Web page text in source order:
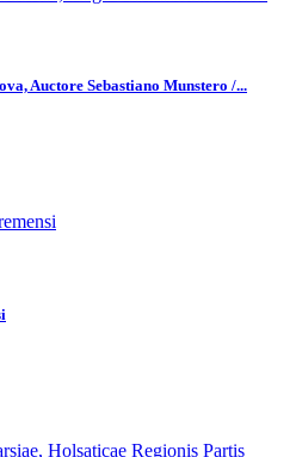
Auctore Sebastiano Munstero /...